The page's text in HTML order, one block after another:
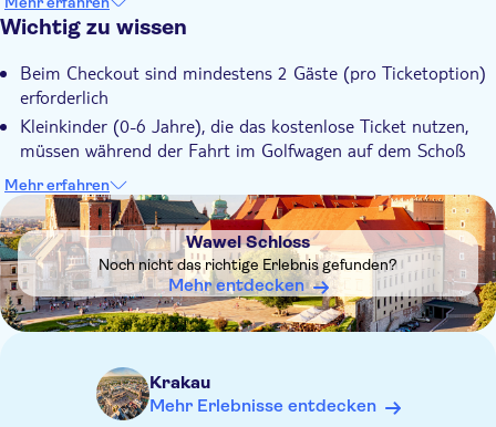
Bewundern Sie die östliche Kunst und die Nachbildungen von
Mit Audioguide
Inklusive Transfer
Herrscher
Wichtig zu wissen
Beim Checkout sind mindestens 2 Gäste (pro Ticketoption)
erforderlich
Kleinkinder (0-6 Jahre), die das kostenlose Ticket nutzen,
müssen während der Fahrt im Golfwagen auf dem Schoß
eines Erwachsenen sitzen
Bitte beachten Sie, dass die Eintrittskarte zum Königsschloss
Wawel die Prunkräume und die Kathedrale umfasst
Bitte beachten Sie, dass ein Teil der Tour zu Fuß (im
Museum) erfolgt und von einem Live-Guide geleitet wird. Für
den Rest der Tour ist ein Audioguide verfügbar.
Diese Tour endet mit dem Besuch des Museums im
Ausgangspunkt, Hotel oder einem anderen Ort ist NICHT
vorgesehen.
Mehr erfahren
DSA1Wawel Schloss
Wawel Schloss
Noch nicht das richtige Erlebnis gefunden?
Mehr entdecken
Krakau
Mehr Erlebnisse entdecken